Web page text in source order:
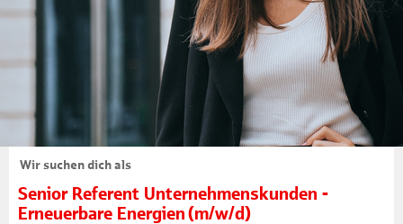
Wir suchen dich als
Senior Referent Unternehmenskunden -
Erneuerbare Energien (m/w/d)